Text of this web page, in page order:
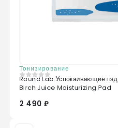
Тонизирование
0 из 5
Round Lab Успокаивающие
Birch Juice Moisturizing Pad
2 490 ₽